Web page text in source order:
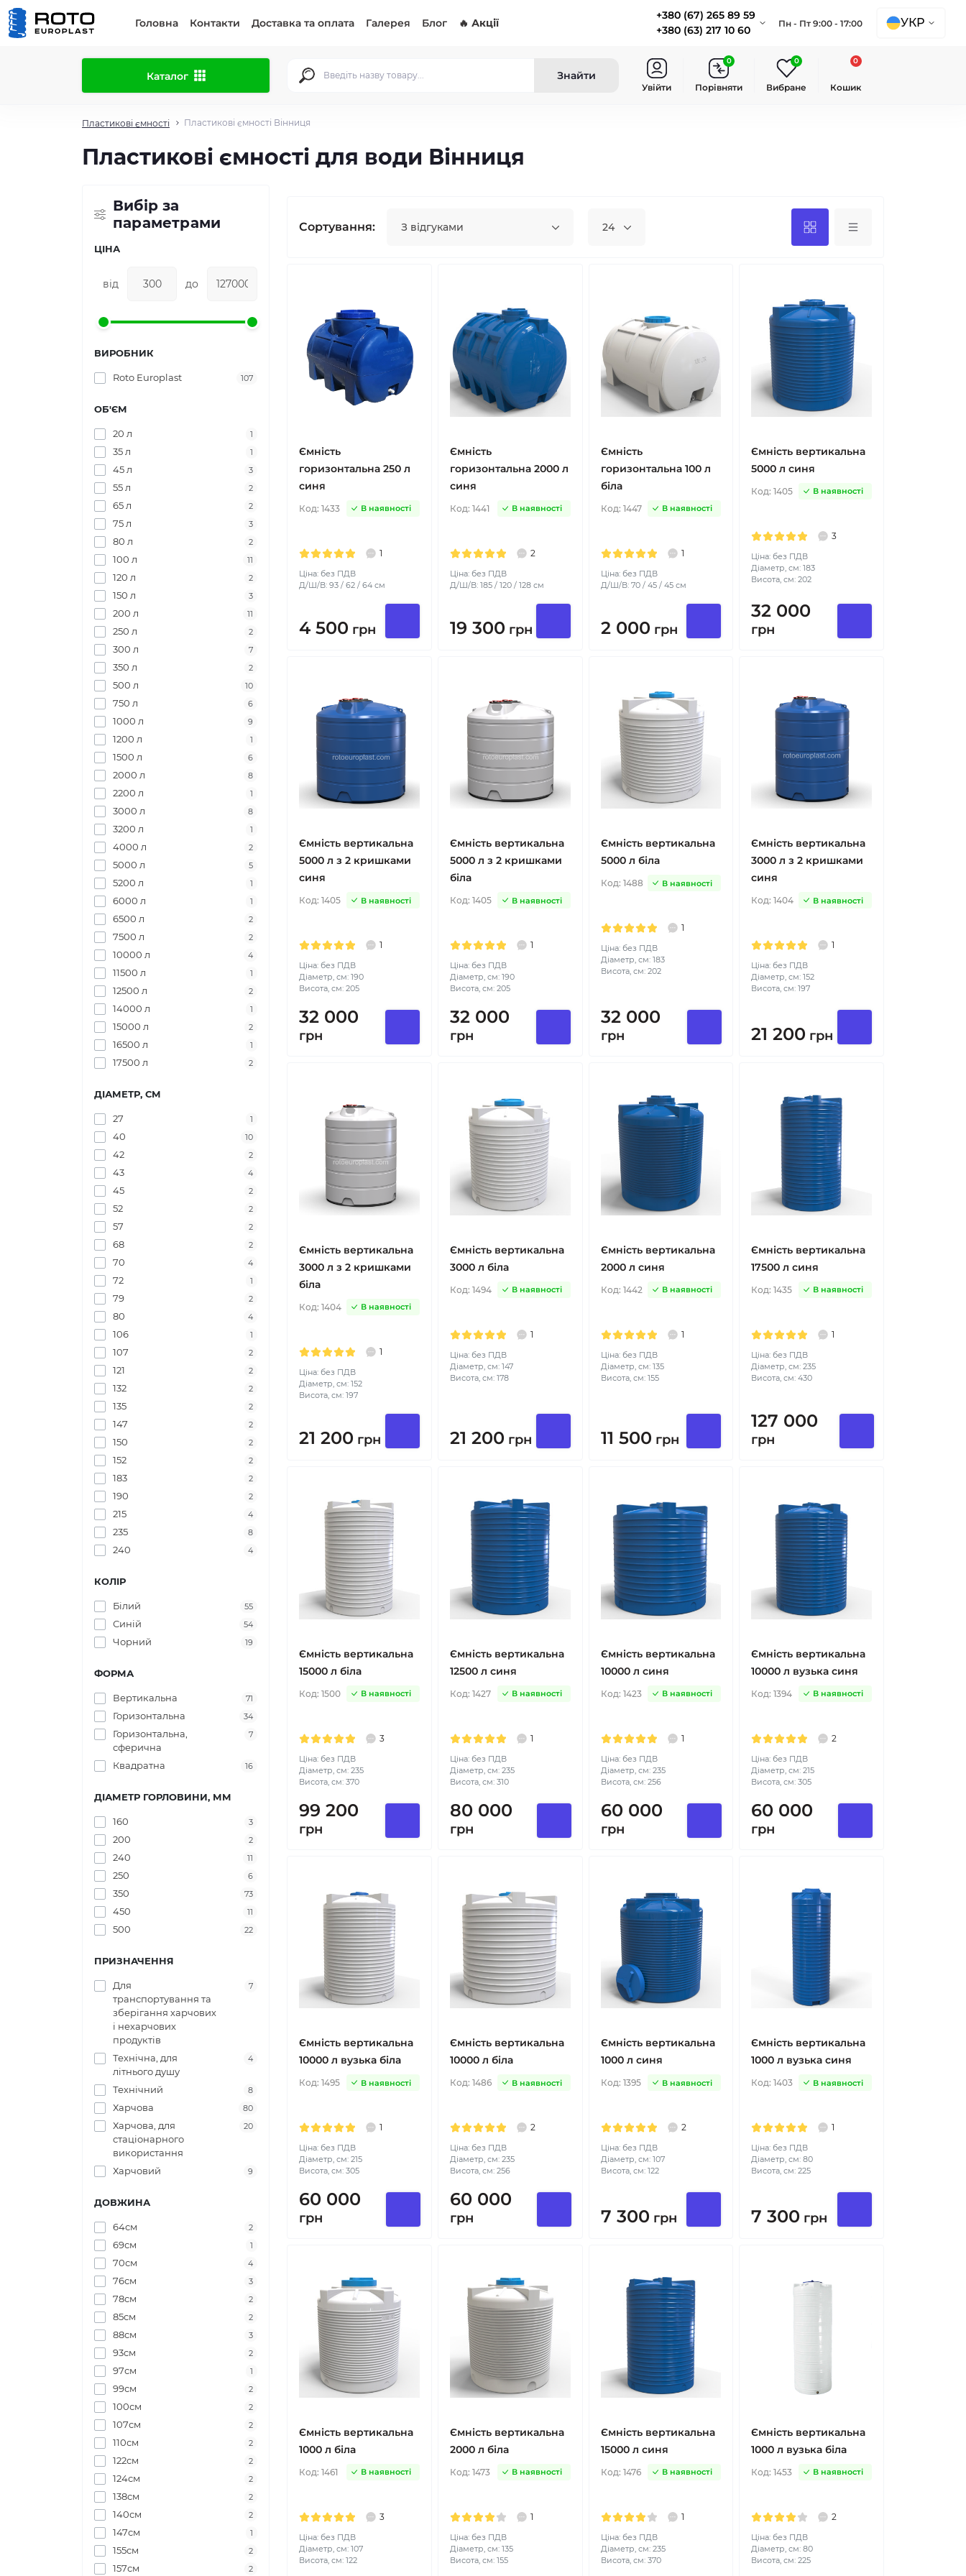
Головна Контакти Доставка та оплата Галерея Блог 🔥 Акції
+380 (67) 265 89 59
+380 (63) 217 10 60
Пн - Пт 9:00 - 17:00 УКР
Каталог Знайти
Увійти Порівняти
0
Вибране
0
Кошик
0
Пластикові ємності Пластикові ємності Вінниця
Пластикові ємності для води Вінниця
Вибір за
параметрами
ЦІНА
від до
ВИРОБНИК
Roto Europlast 107
ОБ'ЄМ
20 л 1
35 л 1
45 л 3
55 л 2
65 л 2
75 л 3
80 л 2
100 л 11
120 л 2
150 л 3
200 л 11
250 л 2
300 л 7
350 л 2
500 л 10
750 л 6
1000 л 9
1200 л 1
1500 л 6
2000 л 8
2200 л 1
3000 л 8
3200 л 1
4000 л 2
5000 л 5
5200 л 1
6000 л 1
6500 л 2
7500 л 2
10000 л 4
11500 л 1
12500 л 2
14000 л 1
15000 л 2
16500 л 1
17500 л 2
ДІАМЕТР, СМ
27 1
40 10
42 2
43 4
45 2
52 2
57 2
68 2
70 4
72 1
79 2
80 4
106 1
107 2
121 2
132 2
135 2
147 2
150 2
152 2
183 2
190 2
215 4
235 8
240 4
КОЛІР
Білий 55
Синій 54
Чорний 19
ФОРМА
Вертикальна 71
Горизонтальна 34
Горизонтальна,
сферична
7
Квадратна 16
ДІАМЕТР ГОРЛОВИНИ, ММ
160 3
200 2
240 11
250 6
350 73
450 11
500 22
ПРИЗНАЧЕННЯ
Для
транспортування та
зберігання харчових
і нехарчових
продуктів
7
Технічна, для
літнього душу
4
Технічний 8
Харчова 80
Харчова, для
стаціонарного
використання
20
Харчовий 9
ДОВЖИНА
64см 2
69см 1
70см 4
76см 3
78см 2
85см 2
88см 3
93см 2
97см 1
99см 2
100см 2
107см 2
110см 2
122см 2
124см 2
138см 2
140см 2
147см 1
155см 2
157см 2
Сортування: З відгуками 24
Ємність
горизонтальна 250 л
синя
Код: 1433 В наявності
1
Ціна: без ПДВ
Д/Ш/В: 93 / 62 / 64 см
4 500 грн
Ємність
горизонтальна 2000 л
синя
Код: 1441 В наявності
2
Ціна: без ПДВ
Д/Ш/В: 185 / 120 / 128 см
19 300 грн
Ємність
горизонтальна 100 л
біла
Код: 1447 В наявності
1
Ціна: без ПДВ
Д/Ш/В: 70 / 45 / 45 см
2 000 грн
Ємність вертикальна
5000 л синя
Код:1405 В наявності
3
Ціна: без ПДВ
Діаметр, см: 183
Висота, см: 202
32 000
грн
Ємність вертикальна
5000 л з 2 кришками
синя
Код: 1405 В наявності
1
Ціна: без ПДВ
Діаметр, см: 190
Висота, см: 205
32 000
грн
Ємність вертикальна
5000 л з 2 кришками
біла
Код: 1405 В наявності
1
Ціна: без ПДВ
Діаметр, см: 190
Висота, см: 205
32 000
грн
Ємність вертикальна
5000 л біла
Код: 1488 В наявності
1
Ціна: без ПДВ
Діаметр, см: 183
Висота, см: 202
32 000
грн
Ємність вертикальна
3000 л з 2 кришками
синя
Код:1404 В наявності
1
Ціна: без ПДВ
Діаметр, см: 152
Висота, см: 197
21 200 грн
Ємність вертикальна
3000 л з 2 кришками
біла
Код: 1404 В наявності
1
Ціна: без ПДВ
Діаметр, см: 152
Висота, см: 197
21 200 грн
Ємність вертикальна
3000 л біла
Код: 1494 В наявності
1
Ціна: без ПДВ
Діаметр, см: 147
Висота, см: 178
21 200 грн
Ємність вертикальна
2000 л синя
Код: 1442 В наявності
1
Ціна: без ПДВ
Діаметр, см: 135
Висота, см: 155
11 500 грн
Ємність вертикальна
17500 л синя
Код:1435 В наявності
1
Ціна: без ПДВ
Діаметр, см: 235
Висота, см: 430
127 000
грн
Ємність вертикальна
15000 л біла
Код: 1500 В наявності
3
Ціна: без ПДВ
Діаметр, см: 235
Висота, см: 370
99 200
грн
Ємність вертикальна
12500 л синя
Код: 1427 В наявності
1
Ціна: без ПДВ
Діаметр, см: 235
Висота, см: 310
80 000
грн
Ємність вертикальна
10000 л синя
Код: 1423 В наявності
1
Ціна: без ПДВ
Діаметр, см: 235
Висота, см: 256
60 000
грн
Ємність вертикальна
10000 л вузька синя
Код:1394 В наявності
2
Ціна: без ПДВ
Діаметр, см: 215
Висота, см: 305
60 000
грн
Ємність вертикальна
10000 л вузька біла
Код: 1495 В наявності
1
Ціна: без ПДВ
Діаметр, см: 215
Висота, см: 305
60 000
грн
Ємність вертикальна
10000 л біла
Код: 1486 В наявності
2
Ціна: без ПДВ
Діаметр, см: 235
Висота, см: 256
60 000
грн
Ємність вертикальна
1000 л синя
Код: 1395 В наявності
2
Ціна: без ПДВ
Діаметр, см: 107
Висота, см: 122
7 300 грн
Ємність вертикальна
1000 л вузька синя
Код:1403 В наявності
1
Ціна: без ПДВ
Діаметр, см: 80
Висота, см: 225
7 300 грн
Ємність вертикальна
1000 л біла
Код: 1461 В наявності
3
Ціна: без ПДВ
Діаметр, см: 107
Висота, см: 122
Ємність вертикальна
2000 л біла
Код: 1473 В наявності
1
Ціна: без ПДВ
Діаметр, см: 135
Висота, см: 155
Ємність вертикальна
15000 л синя
Код: 1476 В наявності
1
Ціна: без ПДВ
Діаметр, см: 235
Висота, см: 370
Ємність вертикальна
1000 л вузька біла
Код:1453 В наявності
2
Ціна: без ПДВ
Діаметр, см: 80
Висота, см: 225